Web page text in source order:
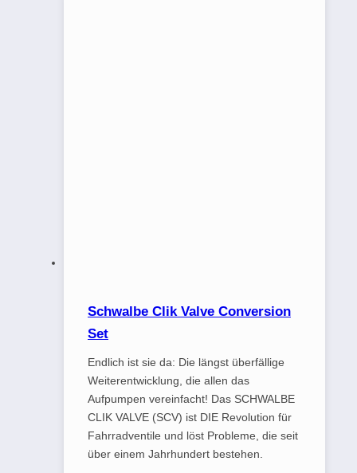
Schwalbe Clik Valve Conversion
Set
Endlich ist sie da: Die längst überfällige
Weiterentwicklung, die allen das
Aufpumpen vereinfacht! Das SCHWALBE
CLIK VALVE (SCV) ist DIE Revolution für
Fahrradventile und löst Probleme, die seit
über einem Jahrhundert bestehen.